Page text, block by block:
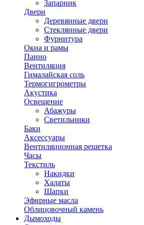
Запарник
Двери
Деревянные двери
Стеклянные двери
Фурнитура
Окна и рамы
Панно
Вентиляция
Гималайская соль
Термогигрометры
Акустика
Освещение
Абажуры
Светильники
Баки
Аксессуары
Вентиляционная решетка
Часы
Текстиль
Накидки
Халаты
Шапки
Эфирные масла
Облицовочный камень
Дымоходы